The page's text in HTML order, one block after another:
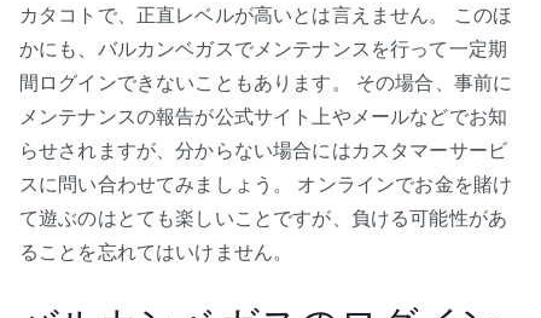
カタコトで、正直レベルが高いとは言えません。 このほ
かにも、バルカンベガスでメンテナンスを行って一定期
間ログインできないこともあります。 その場合、事前に
メンテナンスの報告が公式サイト上やメールなどでお知
らせされますが、分からない場合にはカスタマーサービ
スに問い合わせてみましょう。 オンラインでお金を賭け
て遊ぶのはとても楽しいことですが、負ける可能性があ
ることを忘れてはいけません。